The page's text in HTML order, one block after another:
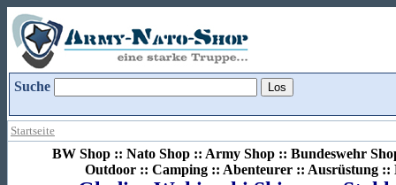
Suche
Startseite
BW Shop :: Nato Shop :: Army Shop :: Bundeswehr
Outdoor :: Camping :: Abenteurer :: Ausrüstung ::